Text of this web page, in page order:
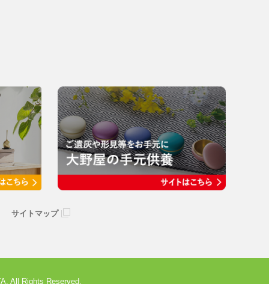
サイトマップ
All Rights Reserved.